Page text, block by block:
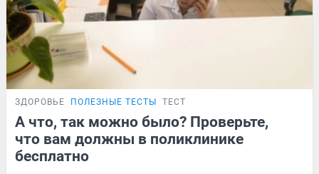
ЗДОРОВЬЕ ПОЛЕЗНЫЕ ТЕСТЫ ТЕСТ
А что, так можно было? Проверьте,
что вам должны в поликлинике
бесплатно